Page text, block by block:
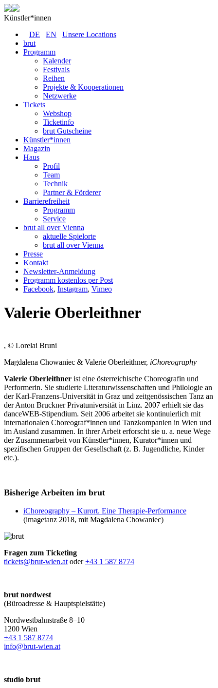
Künstler*innen
DE
EN
Unsere Locations
brut
Programm
Kalender
Festivals
Reihen
Projekte & Kooperationen
Netzwerke
Tickets
Webshop
Ticketinfo
brut Gutscheine
Künstler*innen
Magazin
Haus
Profil
Team
Technik
Partner & Förderer
Barrierefreiheit
Programm
Service
brut all over Vienna
aktuelle Spielorte
brut all over Vienna
Presse
Kontakt
Newsletter-Anmeldung
Programm kostenlos per Post
Facebook, Instagram, Vimeo
Valerie Oberleithner
, © Lorelai Bruni
Magdalena Chowaniec & Valerie Oberleithner, iChoreography
Valerie Oberleithner ist eine österreichische Choreografin und
Performerin. Sie studierte Literaturwissenschaften und Philologie an
der Karl-Franzens-Universität in Graz und zeitgenössischen Tanz an
der Anton Bruckner Privatuniversität in Linz. 2007 erhielt sie das
danceWEB-Stipendium. Seit 2006 arbeitet sie kontinuierlich mit
internationalen Choreograf*innen und Tanzkompanien in Wien und
im Ausland zusammen. In ihrer Arbeit erforscht sie u. a. neue Wege
der Zusammenarbeit von Künstler*innen, Kurator*innen und
spezifischen Gruppen der Gesellschaft (z. B. Jugendliche, Kinder
etc.).
Bisherige Arbeiten im brut
iChoreography – Kurort. Eine Therapie-Performance
(imagetanz 2018, mit Magdalena Chowaniec)
Fragen zum Ticketing
tickets@brut-wien.at oder+43 1 587 8774
brut nordwest
(Büroadresse & Hauptspielstätte)
Nordwestbahnstraße 8–10
1200 Wien
+43 1 587 8774
info@brut-wien.at
studio brut